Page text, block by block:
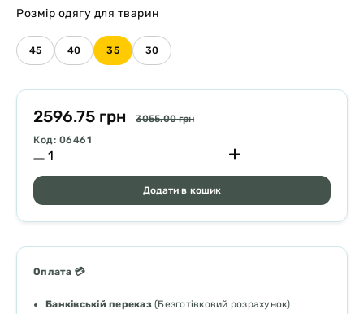
Розмір одягу для тварин
45 40 35 30
2596.75 грн
3055.00 грн
Код: 06461
Додати в кошик
Оплата 💳
Банківській переказ(Безготівковий розрахунок)